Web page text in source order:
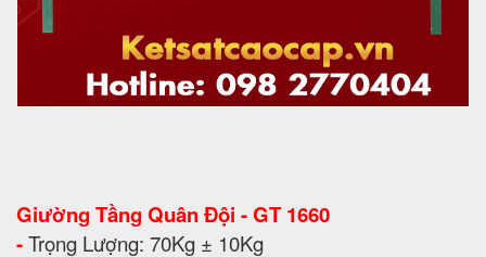
Giường Tầng Quân Đội - GT 1660
-Trọng Lượng: 70Kg ± 10Kg